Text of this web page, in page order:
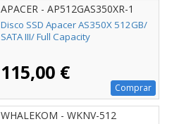
APACER - AP512GAS350XR-1
Disco SSD Apacer AS350X 512GB/
SATA III/ Full Capacity
115,00 €
Comprar
WHALEKOM - WKNV-512